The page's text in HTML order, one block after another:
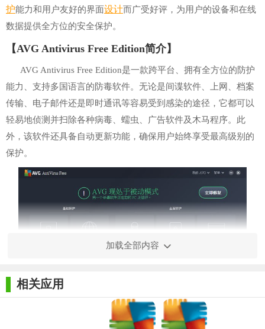
护能力和用户友好的界面设计而广受好评，为用户的设备和在线
数据提供全方位的安全保护。
【AVG Antivirus Free Edition简介】
AVG Antivirus Free Edition是一款跨平台、拥有全方位的防护
能力、支持多国语言的防毒软件。无论是间谍软件、上网、档案
传输、电子邮件还是即时通讯等容易受到感染的途径，它都可以
轻易地侦测并扫除各种病毒、蠕虫、广告软件及木马程序。此
外，该软件还具备自动更新功能，确保用户始终享受最高级别的
保护。
【AVG Antivirus Free Edition技巧】
加载全部内容
相关应用